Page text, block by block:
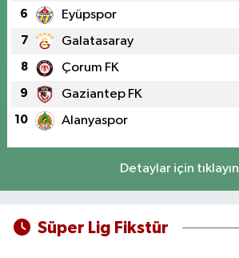
6 Eyüpspor
7 Galatasaray
8 Çorum FK
9 Gaziantep FK
10 Alanyaspor
Detaylar için tıklayın
Süper Lig Fikstür